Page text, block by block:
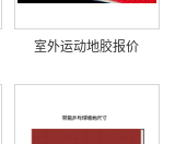
室外运动地胶报价